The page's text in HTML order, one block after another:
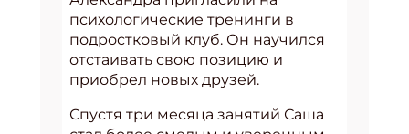
психологические тренинги в
подростковый клуб. Он научился
отстаивать свою позицию и
приобрел новых друзей.
Спустя три месяца занятий Саша